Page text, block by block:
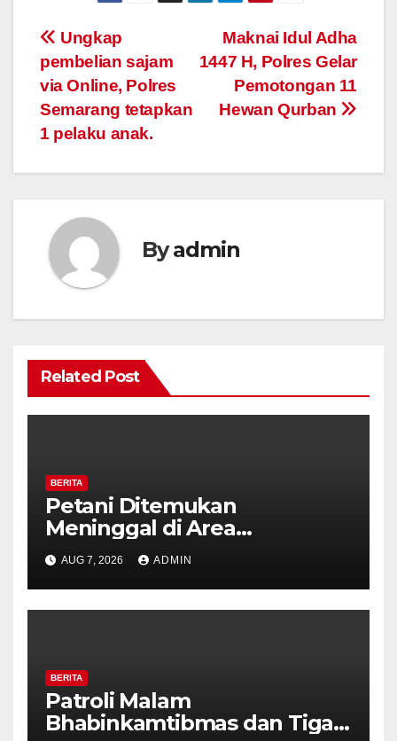
Post
navigation
Maknai Idul Adha
1447 H, Polres Gelar
Pemotongan 11
Hewan Qurban
Ungkap
pembelian sajam
via Online, Polres
Semarang tetapkan
1 pelaku anak.
Byadmin
Related Post
BERITA
Petani Ditemukan
Meninggal di Area
Persawahan Kalibeji, Polisi
Pastikan Tidak Ada Tanda
Kekerasan
AUG 7, 2026 ADMIN
BERITA
Patroli Malam
Bhabinkamtibmas dan Tiga